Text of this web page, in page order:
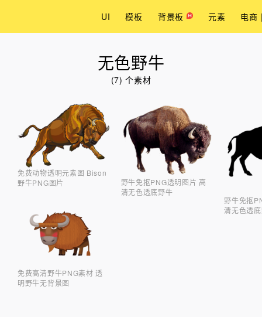
UI 模板 背景板 元素 电商
无色野牛
(7) 个素材
免费动物透明元素图 Bison
野牛PNG图片
免费高清野牛PNG素材 透
明野牛无背景图
野牛免抠PNG透明图片 高
清无色透底野牛
野牛免抠
清无色透